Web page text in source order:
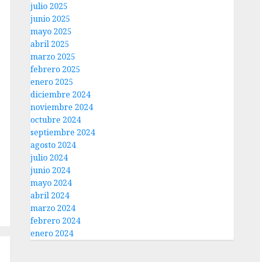
julio 2025
junio 2025
mayo 2025
abril 2025
marzo 2025
febrero 2025
enero 2025
diciembre 2024
noviembre 2024
octubre 2024
septiembre 2024
agosto 2024
julio 2024
junio 2024
mayo 2024
abril 2024
marzo 2024
febrero 2024
enero 2024